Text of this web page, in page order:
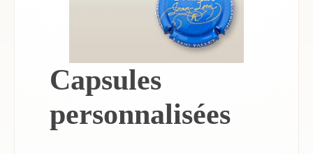
Capsules
personnalisées